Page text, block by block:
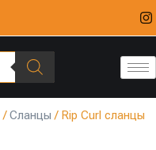
/Сланцы / Rip Curl сланцы